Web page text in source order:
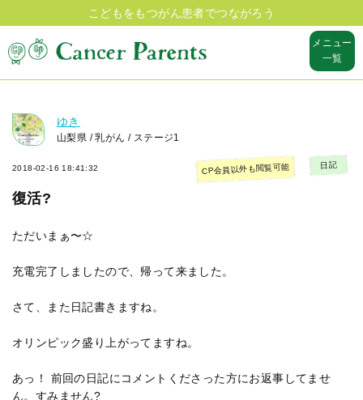
こどもをもつがん患者でつながろう
メニュー
一覧
ゆき
山梨県 / 乳がん / ステージ1
2018-02-16 18:41:32
復活?
CP会員以外も閲覧可能 日記
ただいまぁ〜☆
充電完了しましたので、帰って来ました。
さて、また日記書きますね。
オリンピック盛り上がってますね。
あっ！ 前回の日記にコメントくださった方にお返事してませ
ん。すみません?